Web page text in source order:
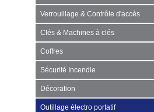
Verrouillage & Contrôle d'accès
Clés & Machines à clés
Coffres
Sécurité Incendie
Décoration
Outillage électro portatif